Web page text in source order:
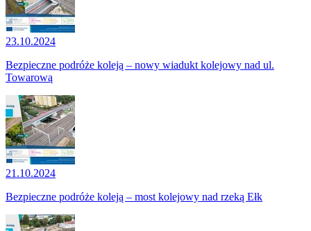
23.10.2024
Bezpieczne podróże koleją – nowy wiadukt kolejowy nad ul.
Towarową
21.10.2024
Bezpieczne podróże koleją – most kolejowy nad rzeką Ełk